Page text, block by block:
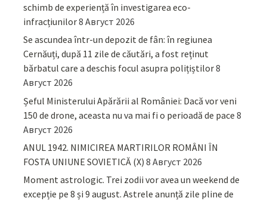
schimb de experiență în investigarea eco-
infracțiunilor8 Август 2026
Se ascundea într-un depozit de fân: în regiunea
Cernăuți, după 11 zile de căutări, a fost reținut
bărbatul care a deschis focul asupra polițiștilor8
Август 2026
Șeful Ministerului Apărării al României: Dacă vor veni
150 de drone, aceasta nu va mai fi o perioadă de pace 8
Август 2026
ANUL 1942. NIMICIREA MARTIRILOR ROMÂNI ÎN
FOSTA UNIUNE SOVIETICĂ (X) 8 Август 2026
Moment astrologic. Trei zodii vor avea un weekend de
excepție pe 8 și 9 august. Astrele anunță zile pline de